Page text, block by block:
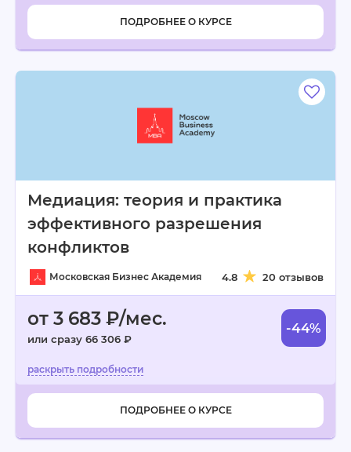
ПОДРОБНЕЕ О КУРСЕ
Медиация: теория и практика
эффективного разрешения
конфликтов
Московская Бизнес Академия 4.8 20 отзывов
от 3 683 ₽/мес.
или сразу 66 306 ₽
-44%
ПОДРОБНЕЕ О КУРСЕ